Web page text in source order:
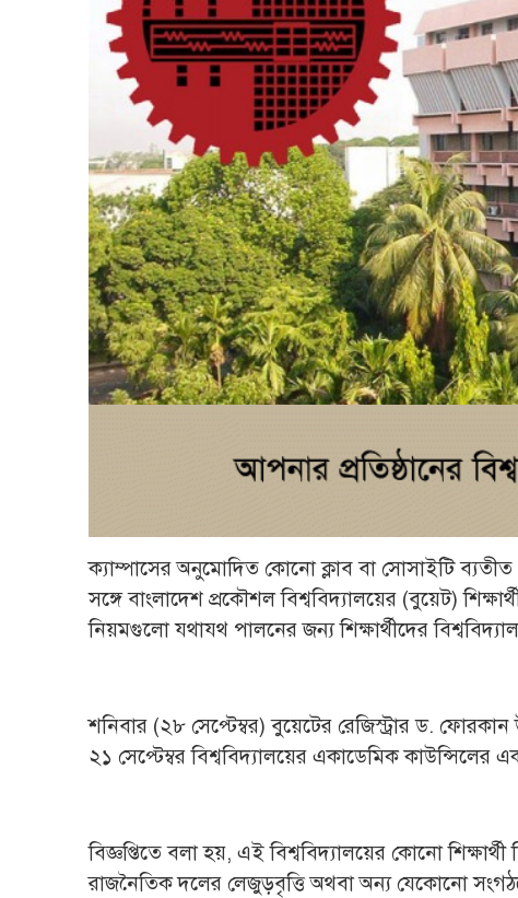
ক্যাম্পাসের অনুমোদিত কোনো ক্লাব বা সোসাইটি
সঙ্গে বাংলাদেশ প্রকৌশল বিশ্ববিদ্যালয়ের (বুয়েট)
নিয়মগুলো যথাযথ পালনের জন্য শিক্ষার্থীদের
শনিবার (২৮ সেপ্টেম্বর) বুয়েটের রেজিস্ট্রার ড.
২১ সেপ্টেম্বর বিশ্ববিদ্যালয়ের একাডেমিক কাউন্সিলের
বিজ্ঞপ্তিতে বলা হয়, এই বিশ্ববিদ্যালয়ের কোনো
রাজনৈতিক দলের লেজুড়বৃত্তি অথবা অন্য যেকোনো